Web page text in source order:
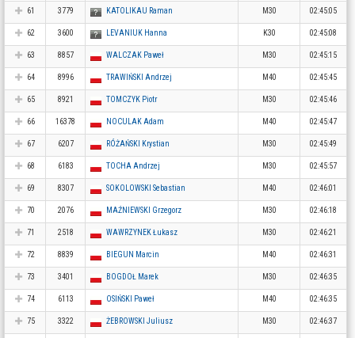
61 3779 KATOLIKAU Raman M30 02:45:05
62 3600 LEVANIUK Hanna K30 02:45:08
63 8857 WALCZAK Paweł M30 02:45:15
64 8996 TRAWIŃSKI Andrzej M40 02:45:45
65 8921 TOMCZYK Piotr M30 02:45:46
66 16378 NOCULAK Adam M40 02:45:47
67 6207 RÓŻAŃSKI Krystian M30 02:45:49
68 6183 TOCHA Andrzej M30 02:45:57
69 8307 SOKOLOWSKI Sebastian M40 02:46:01
70 2076 MAŹNIEWSKI Grzegorz M30 02:46:18
71 2518 WAWRZYNEK Łukasz M30 02:46:21
72 8839 BIEGUN Marcin M40 02:46:31
73 3401 BOGDOŁ Marek M30 02:46:35
74 6113 OSIŃSKI Paweł M40 02:46:35
75 3322 ŻEBROWSKI Juliusz M30 02:46:37